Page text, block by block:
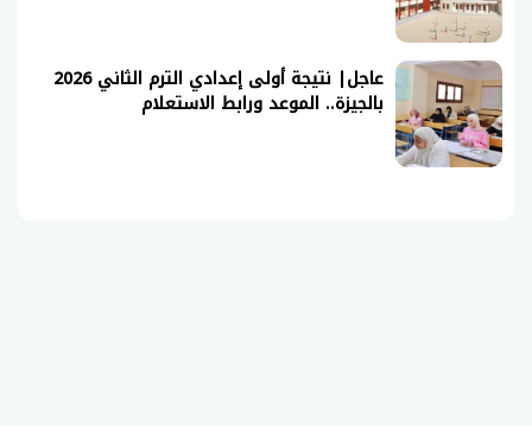
عاجل| نتيجة أولى إعدادي الترم الثاني 2026
بالجيزة.. الموعد ورابط الاستعلام